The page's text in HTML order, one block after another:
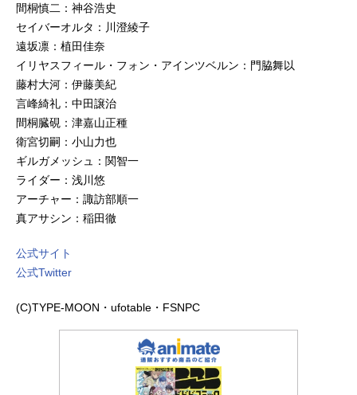
間桐慎二：神谷浩史
セイバーオルタ：川澄綾子
遠坂凛：植田佳奈
イリヤスフィール・フォン・アインツベルン：門脇舞以
藤村大河：伊藤美紀
言峰綺礼：中田譲治
間桐臓硯：津嘉山正種
衛宮切嗣：小山力也
ギルガメッシュ：関智一
ライダー：浅川悠
アーチャー：諏訪部順一
真アサシン：稲田徹
公式サイト
公式Twitter
(C)TYPE-MOON・ufotable・FSNPC